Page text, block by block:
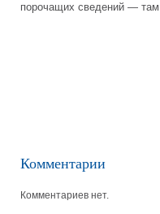
порочащих сведений —
Комментарии
Комментариев нет.